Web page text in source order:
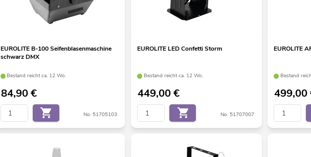
EUROLITE B-100 Seifenblasenmaschine
schwarz DMX
Bestand reicht ca. 12 Wo.
84,90€
No. 51705103
EUROLITE LED Confetti Storm
Bestand reicht ca. 12 Wo.
449,00€
No. 51707007
EUROLITE
Bestand
499,00